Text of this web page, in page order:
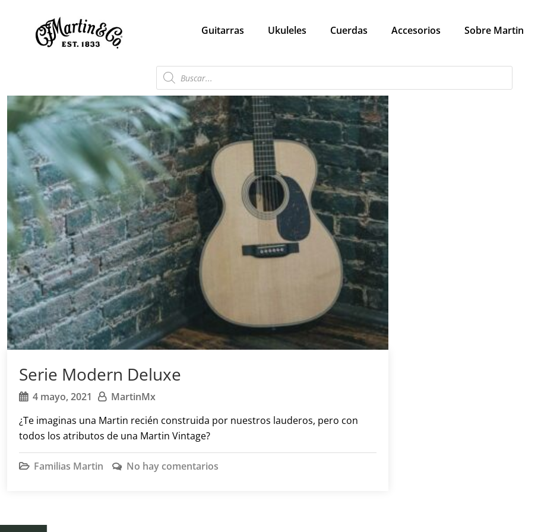
Guitarras Ukuleles Cuerdas Accesorios Sobre Martin
Serie Modern Deluxe
4 mayo, 2021
MartinMx
¿Te imaginas una Martin recién construida por nuestros lauderos, pero con
todos los atributos de una Martin Vintage?
Familias Martin No hay comentarios